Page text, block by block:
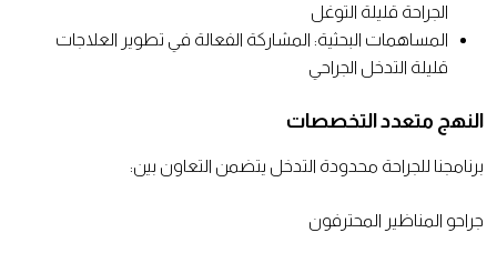
الجراحة قليلة التوغل
المساهمات البحثية: المشاركة الفعالة في تطوير العلاجات
قليلة التدخل الجراحي
النهج متعدد التخصصات
برنامجنا للجراحة محدودة التدخل يتضمن التعاون بين:
جراحو المناظير المحترفون